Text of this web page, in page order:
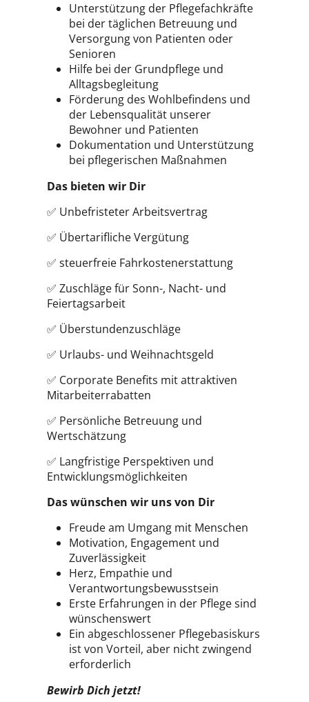
Unterstützung der Pflegefachkräfte
bei der täglichen Betreuung und
Versorgung von Patienten oder
Senioren
Hilfe bei der Grundpflege und
Alltagsbegleitung
Förderung des Wohlbefindens und
der Lebensqualität unserer
Bewohner und Patienten
Dokumentation und Unterstützung
bei pflegerischen Maßnahmen
Das bieten wir Dir
✅ Unbefristeter Arbeitsvertrag
✅ Übertarifliche Vergütung
✅ steuerfreie Fahrkostenerstattung
✅ Zuschläge für Sonn-, Nacht- und
Feiertagsarbeit
✅ Überstundenzuschläge
✅ Urlaubs- und Weihnachtsgeld
✅ Corporate Benefits mit attraktiven
Mitarbeiterrabatten
✅ Persönliche Betreuung und
Wertschätzung
✅ Langfristige Perspektiven und
Entwicklungsmöglichkeiten
Das wünschen wir uns von Dir
Freude am Umgang mit Menschen
Motivation, Engagement und
Zuverlässigkeit
Herz, Empathie und
Verantwortungsbewusstsein
Erste Erfahrungen in der Pflege sind
wünschenswert
Ein abgeschlossener Pflegebasiskurs
ist von Vorteil, aber nicht zwingend
erforderlich
Bewirb Dich jetzt!